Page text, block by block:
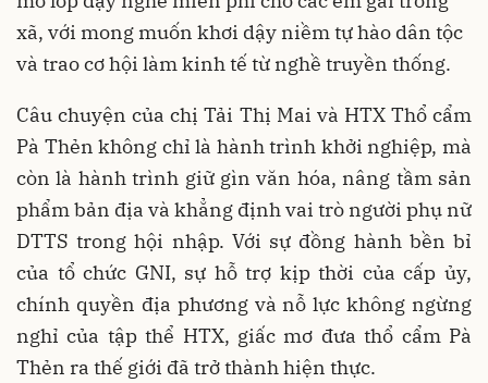
xã, với mong muốn khơi dậy niềm tự hào dân tộc
và trao cơ hội làm kinh tế từ nghề truyền thống.
Câu chuyện của chị Tải Thị Mai và HTX Thổ cẩm
Pà Thẻn không chỉ là hành trình khởi nghiệp, mà
còn là hành trình giữ gìn văn hóa, nâng tầm sản
phẩm bản địa và khẳng định vai trò người phụ nữ
DTTS trong hội nhập. Với sự đồng hành bền bỉ
của tổ chức GNI, sự hỗ trợ kịp thời của cấp ủy,
chính quyền địa phương và nỗ lực không ngừng
nghỉ của tập thể HTX, giấc mơ đưa thổ cẩm Pà
Thẻn ra thế giới đã trở thành hiện thực.